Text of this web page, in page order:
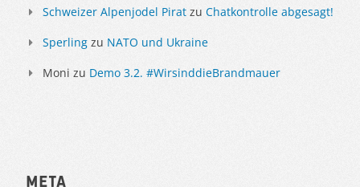
Schweizer Alpenjodel Pirat zu Chatkontrolle abgesagt!
Sperling zu NATO und Ukraine
Moni zu Demo 3.2. #WirsinddieBrandmauer
Meta